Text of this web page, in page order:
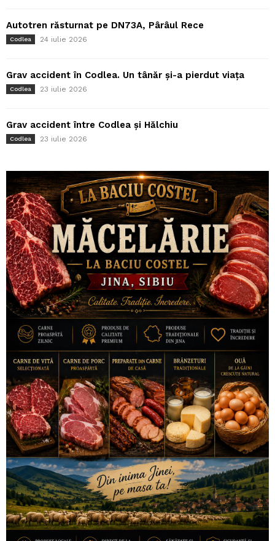
Autotren răsturnat pe DN73A, Pârâul Rece
Codlea 24 iulie 2026
Grav accident în Codlea. Un tânăr și-a pierdut viața
Codlea 23 iulie 2026
Grav accident între Codlea și Hălchiu
Codlea 23 iulie 2026